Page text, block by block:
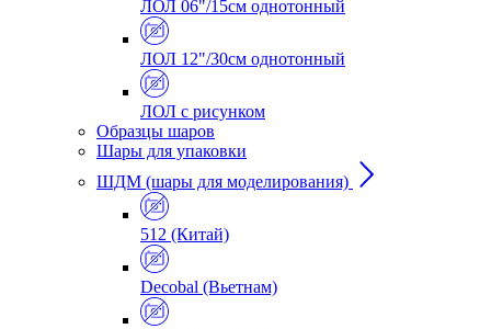
ЛОЛ 06"/15см однотонный
ЛОЛ 12"/30см однотонный
ЛОЛ с рисунком
Образцы шаров
Шары для упаковки
ШДМ (шары для моделирования)
512 (Китай)
Decobal (Вьетнам)